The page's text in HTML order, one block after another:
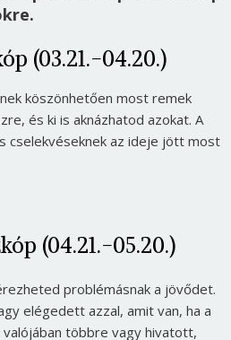
(03.21.-04.20.)
köszönhetően most remek
és ki is aknázhatod azokat. A
cselekvéseknek az ideje jött most
(04.21.-05.20.)
problémásnak a jövődet.
elégedett azzal, amit van, ha a
többre vagy hivatott,